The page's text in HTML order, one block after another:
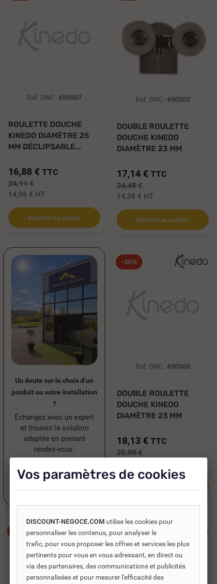
Réf. DNC : 690507
ROULETTE DOUCHE
KINEDO DIAMÈTRE 25
MM DÉCLIPSABLE...
16,88 € TTC
24,11 €
14,06 € HT
Ajouter au panier
Réf. DNC : 690503
DOUBLE ROULETTE
DOUCHE KINEDO
DIAMÈTRE 23 MM
17,14 € TTC
24,48 €
14,28 € HT
Ajouter au panier
Un doute sur le choix d’un
produit ou votre installation
?
Échangez avec un expert
et trouvez la solution
adaptée en prenant
rendez-vous.
Je prends rendez-vous
-30%
Réf. DNC : 690506
DOUBLE ROULETTE
DOUCHE KINEDO
DIAMÈTRE 23 MM
18,13 € TTC
25,90 €
-30% -30%
Vos paramètres de cookies
DISCOUNT-NEGOCE.COM utilise les cookies pour
personnaliser les contenus, pour analyser le
trafic, pour vous proposer les offres et services les plus
pertinents pour vous en vous adressant, en direct ou
via des partenaires, des communications et publicités
personnalisées et pour mesurer l'efficacité des